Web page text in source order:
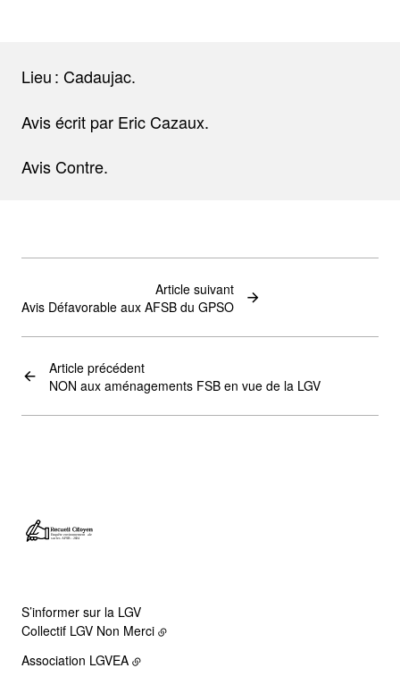
Lieu : Cadaujac.
Avis écrit par Eric Cazaux.
Avis Contre.
Article précédent
NON aux aménagements FSB en vue de la LGV
Article suivant
Avis Défavorable aux AFSB du GPSO
S’informer sur la LGV
Collectif LGV Non Merci
Association LGVEA